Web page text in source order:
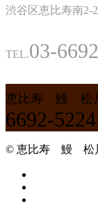
渋谷区恵比寿南2-
TEL.03-
恵比寿 鰻 松
6692-5224
© 恵比寿 鰻 松川